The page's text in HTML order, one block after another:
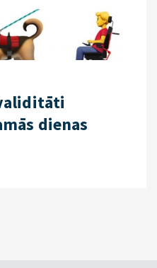
dienas